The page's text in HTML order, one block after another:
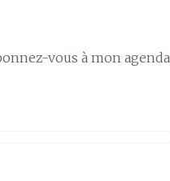
vous à mon agenda